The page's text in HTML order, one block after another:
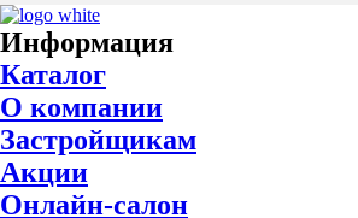
Информация
Каталог
О компании
Застройщикам
Акции
Онлайн-салон